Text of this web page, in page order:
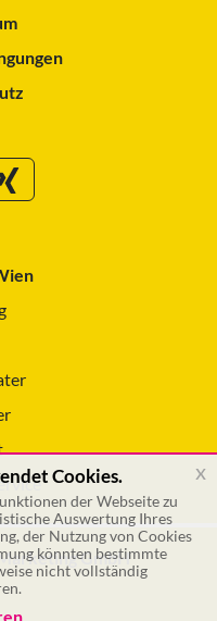
GmbH
Cookies.
der Webseite zu
Auswertung Ihres
der Nutzung von Cookies
könnten bestimmte
nicht vollständig
x